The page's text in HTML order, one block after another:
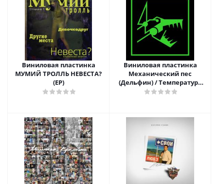
Виниловая пластинка
МУМИЙ ТРОЛЛЬ НЕВЕСТА?
(EP)
Виниловая пластинка
Механический пес
(Дельфин) / Температура
горения бумаги (LP)